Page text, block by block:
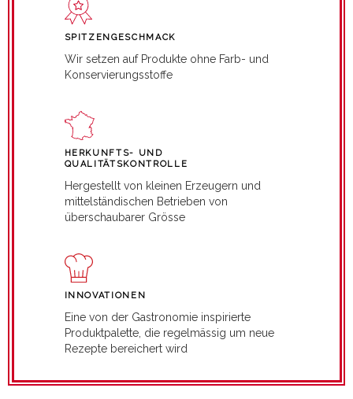
SPITZENGESCHMACK
Wir setzen auf Produkte ohne Farb- und
Konservierungsstoffe
HERKUNFTS- UND
QUALITÄTSKONTROLLE
Hergestellt von kleinen Erzeugern und
mittelständischen Betrieben von
überschaubarer Grösse
INNOVATIONEN
Eine von der Gastronomie inspirierte
Produktpalette, die regelmässig um neue
Rezepte bereichert wird